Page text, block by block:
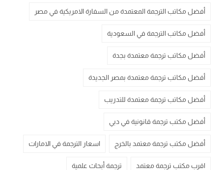
أفضل مكاتب الترجمة المعتمدة من السفارة الامريكية في مصر
أفضل مكاتب الترجمة في السعودية
أفضل مكاتب ترجمة معتمدة بجدة
أفضل مكاتب ترجمة معتمدة بمصر الجديدة
أفضل مكاتب ترجمة معتمدة للتدريب
أفضل مكتب ترجمة قانونية في دبي
أفضل مكتب ترجمة معتمد بالخرج اسعار الترجمة في الامارات
اقرب مكتب ترجمة معتمد ترجمة أبحاث علمية